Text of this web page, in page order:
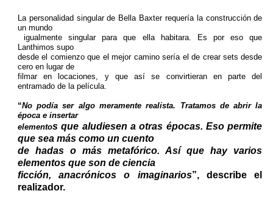
La personalidad singular de Bella Baxter requería la construcción de
un mundo
igualmente singular para que ella habitara. Es por eso que
Lanthimos supo
desde el comienzo que el mejor camino sería el de crear sets desde
cero en lugar de
filmar en locaciones, y que así se convirtieran en parte del
entramado de la película.
“No podía ser algo meramente realista. Tratamos de abrir la
época e insertar
elementos que aludiesen a otras épocas. Eso permite
que sea más como un cuento
de hadas o más metafórico. Así que hay varios
elementos que son de ciencia
ficción, anacrónicos o imaginarios”, describe el
realizador.